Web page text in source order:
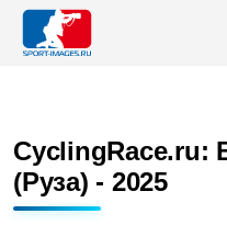
CyclingRace.ru:
(Руза) - 2025